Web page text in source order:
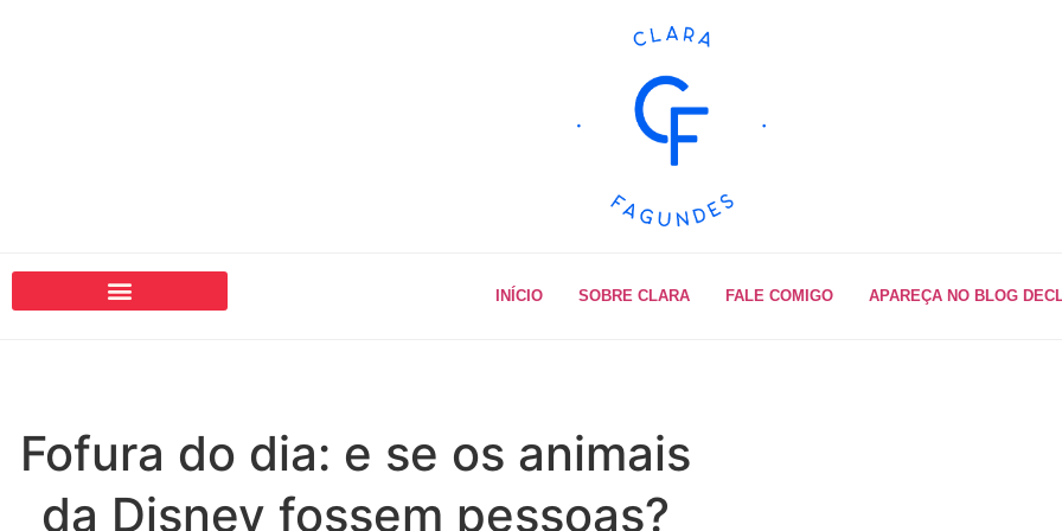
INÍCIO SOBRE CLARA FALE COMIGO APAREÇA NO BLOG
Fofura do dia: e se os animais
da Disney fossem pessoas?